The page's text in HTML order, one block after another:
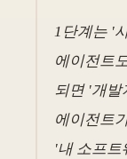
1단계는 '
에이전트
되면 '개발
에이전트
'내 소프트